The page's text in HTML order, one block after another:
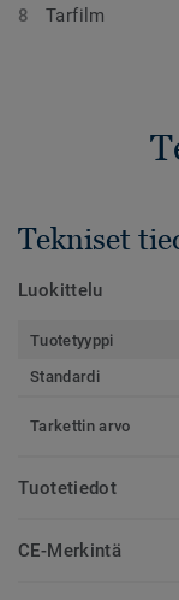
Tarfilm
Tekniset
Luokittelu
Tuotetyyppi
Standardi
Tarkettin arvo
Tuotetiedot
CE-Merkintä